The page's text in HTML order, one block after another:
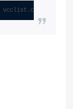
vcclist.com